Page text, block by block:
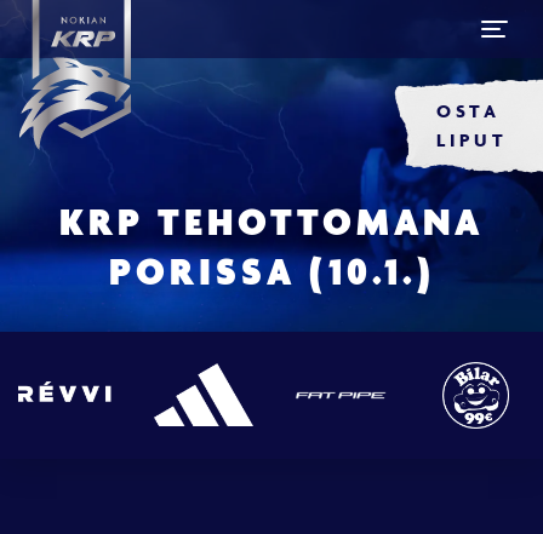
OSTA
LIPUT
KRP TEHOTTOMANA
PORISSA (10.1.)